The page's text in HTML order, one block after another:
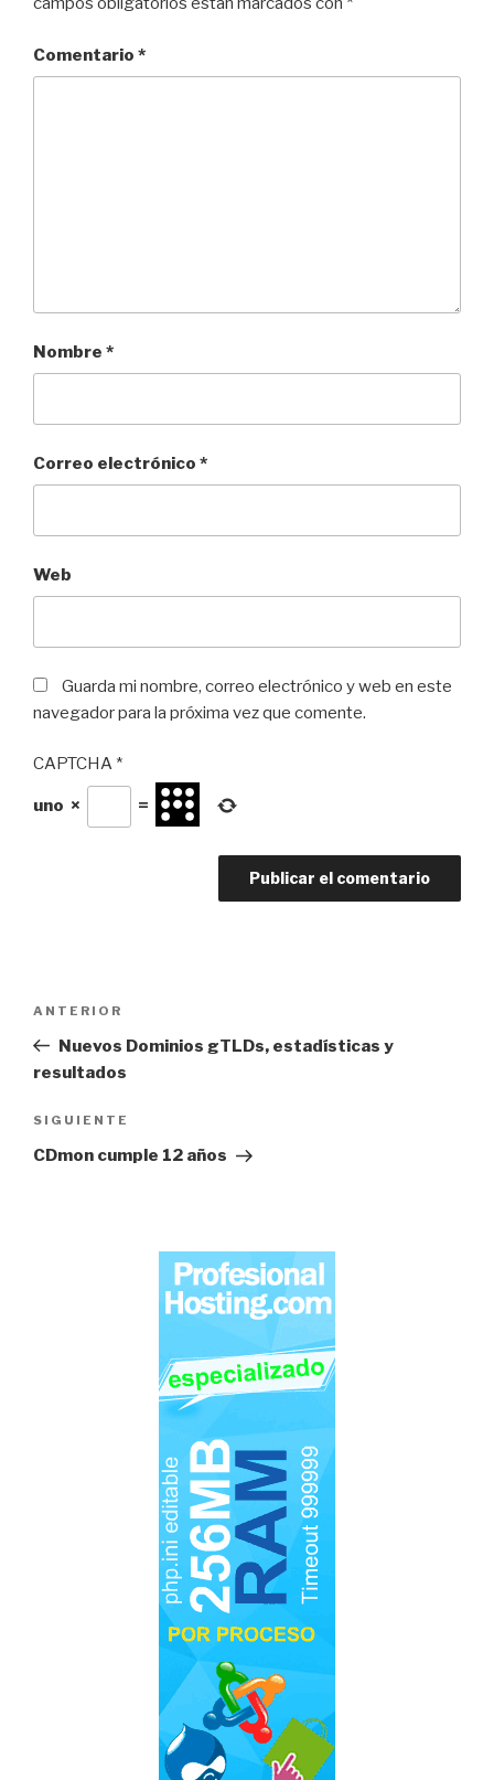
Comentario *
Nombre *
Correo electrónico *
Web
Guarda mi nombre, correo electrónico y web en este
navegador para la próxima vez que comente.
CAPTCHA *
uno × =
entradas
Entrada
anterior:
ANTERIOR
Nuevos Dominios gTLDs, estadísticas y
resultados
Siguiente
entrada
SIGUIENTE
CDmon cumple 12 años